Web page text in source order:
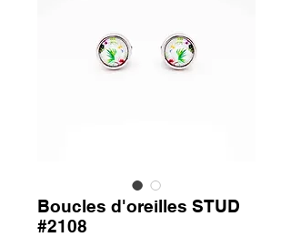
Boucles d'oreilles STUD
#2108